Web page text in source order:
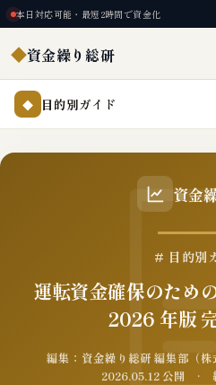
本日対応可能・最短2時間で資金化
◆資金繰り総研
◆ 目的別ガイド
資金
# 目的別
運転資金確保のため
2026 年版
編集：資金繰り総研 編集部（
2026.05.12 公開 ·